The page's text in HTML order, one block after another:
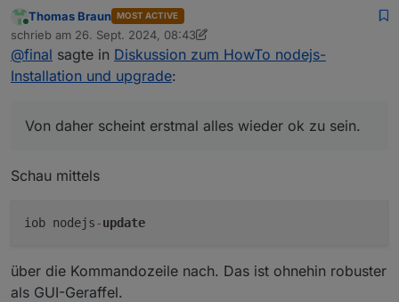
Moin.
Ich habe in der Weboberfläche das node.js Update
angeklickt. Was auch immer mich geritten hat ...?
Jetzt dreht sich im Dialogfenster dazu dauerhaft ein
blauer Kreis seit geraumer Zeit. Muss ich mir Sorgen
EDIT 2: so, ich hab grad mal die Website reloaded. Danach
analytix installieren wollte, was nicht funktioniert hat (ich
Von daher scheint erstmal alles wieder ok zu sein.
Online
Thomas Braun MOST ACTIVE
schrieb am 26. Sept. 2024, 08:43
zuletzt editiert von Thomas Braun
@final sagte in Diskussion zum HowTo nodejs-
Installation und upgrade:
Von daher scheint erstmal alles wieder ok zu sein.
Schau mittels
iob nodejs-update
über die Kommandozeile nach. Das ist ohnehin robuster
als GUI-Geraffel.